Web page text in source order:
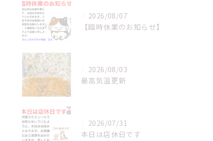
2026/08/07
【臨時休業のお知らせ】
2026/08/03
最高気温更新
2026/07/31
本日は店休日です